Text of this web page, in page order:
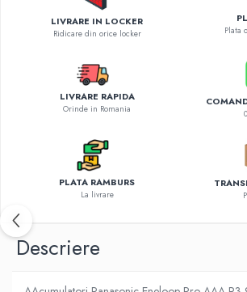
LIVRARE IN LOCKER
Ridicare din orice locker Plata
LIVRARE RAPIDA
Orinde in Romania
PLATA RAMBURS
La livrare
Descriere